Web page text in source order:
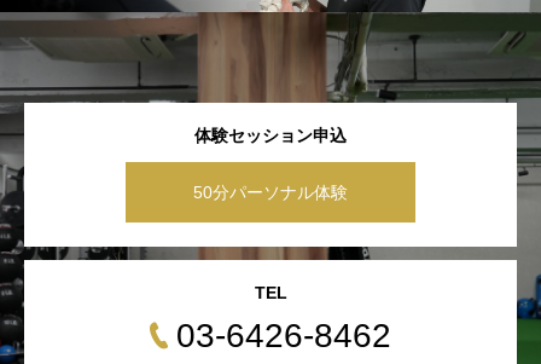
体験セッション申込
50分パーソナル体験
TEL
03-6426-8462